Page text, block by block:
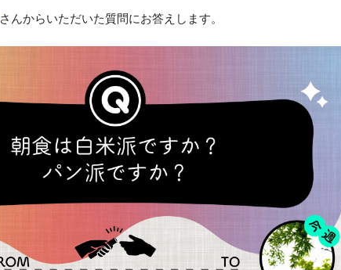
さんからいただいた質問にお答えします。